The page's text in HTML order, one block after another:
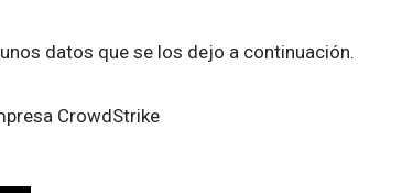
datos que se los dejo a continuación.
CrowdStrike